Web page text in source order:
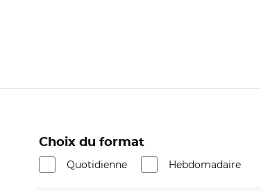
Choix du format
Quotidienne
Hebdomadaire